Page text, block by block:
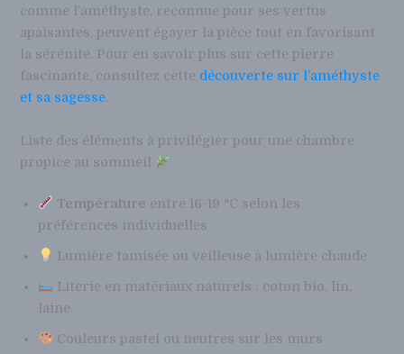
comme l’améthyste, reconnue pour ses vertus
apaisantes, peuvent égayer la pièce tout en favorisant
la sérénité. Pour en savoir plus sur cette pierre
fascinante, consultez cette découverte sur l’améthyste
et sa sagesse.
Liste des éléments à privilégier pour une chambre
propice au sommeil
Température entre 16-19 °C selon les
préférences individuelles
Lumière tamisée ou veilleuse à lumière chaude
Literie en matériaux naturels : coton bio, lin,
laine
Couleurs pastel ou neutres sur les murs